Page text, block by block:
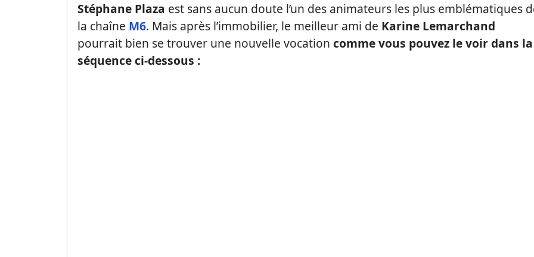
Stéphane Plaza est sans aucun doute l’un des animateurs les plus emblématiques
la chaîne M6. Mais après l’immobilier, le meilleur ami de Karine Lemarchand
pourrait bien se trouver une nouvelle vocation comme vous pouvez le voir dans la
séquence ci-dessous :